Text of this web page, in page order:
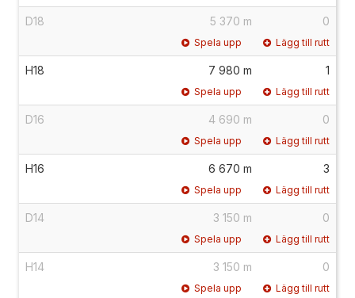
D18 5 370 m 0
Spela upp Lägg till rutt
H18 7 980 m 1
Spela upp Lägg till rutt
D16 4 690 m 0
Spela upp Lägg till rutt
H16 6 670 m 3
Spela upp Lägg till rutt
D14 3 150 m 0
Spela upp Lägg till rutt
H14 3 150 m 0
Spela upp Lägg till rutt